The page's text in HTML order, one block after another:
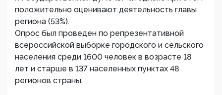
положительно оценивают деятельность главы
региона (53%).
Опрос был проведен по репрезентативной
всероссийской выборке городского и сельского
населения среди 1600 человек в возрасте 18
лет и старше в 137 населенных пунктах 48
регионов страны.